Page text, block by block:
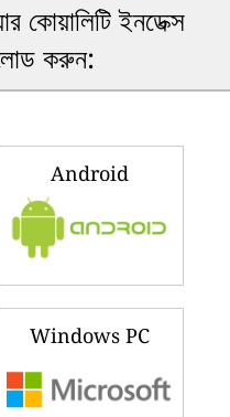
কোয়ালিটি ইনডেক্স
করুন:
Android
Windows PC